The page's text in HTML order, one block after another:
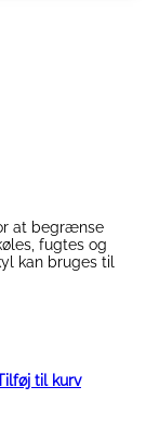
at begrænse
fugtes og
kan bruges til
til kurv